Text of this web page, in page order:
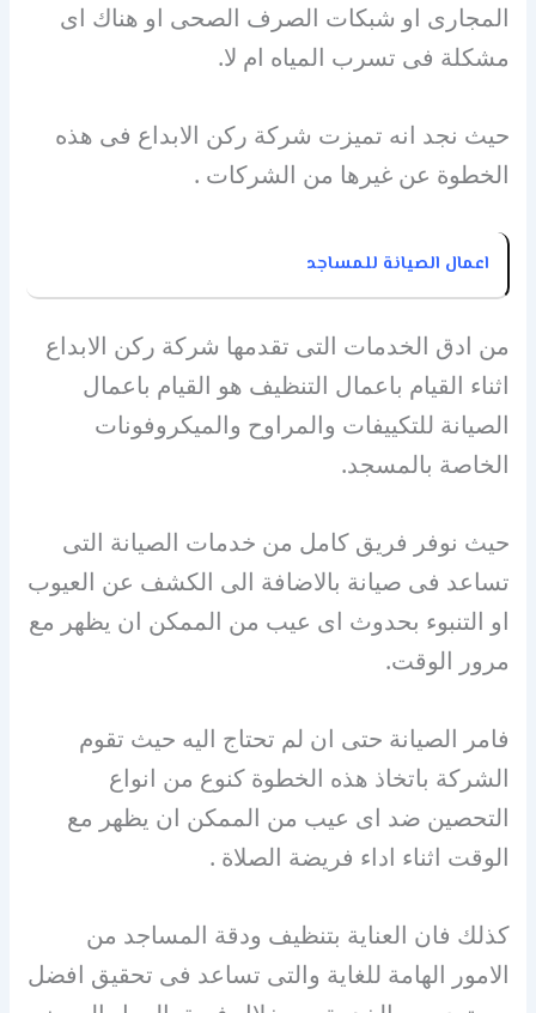
المجارى او شبكات الصرف الصحى او هناك اى
مشكلة فى تسرب المياه ام لا.
حيث نجد انه تميزت شركة ركن الابداع فى هذه
الخطوة عن غيرها من الشركات .
اعمال الصيانة للمساجد
من ادق الخدمات التى تقدمها شركة ركن الابداع
اثناء القيام باعمال التنظيف هو القيام باعمال
الصيانة للتكييفات والمراوح والميكروفونات
الخاصة بالمسجد.
حيث نوفر فريق كامل من خدمات الصيانة التى
تساعد فى صيانة بالاضافة الى الكشف عن العيوب
او التنبوء بحدوث اى عيب من الممكن ان يظهر مع
مرور الوقت.
فامر الصيانة حتى ان لم تحتاج اليه حيث تقوم
الشركة باتخاذ هذه الخطوة كنوع من انواع
التحصين ضد اى عيب من الممكن ان يظهر مع
الوقت اثناء اداء فريضة الصلاة .
كذلك فان العناية بتنظيف ودقة المساجد من
الامور الهامة للغاية والتى تساعد فى تحقيق افضل